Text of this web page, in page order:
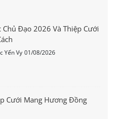
Chủ Đạo 2026 Và Thiệp Cưới
Yến Vy 01/08/2026
Cưới Mang Hương Đồng